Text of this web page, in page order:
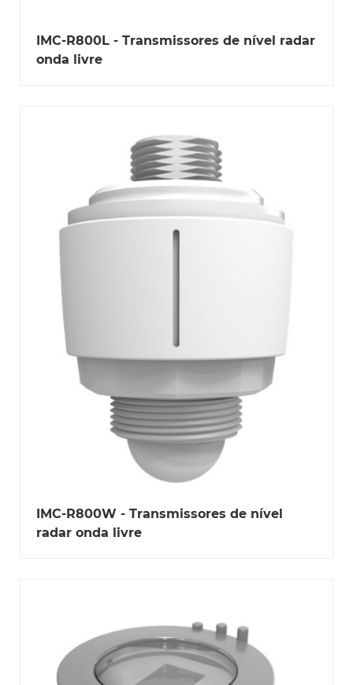
IMC-R800L - Transmissores de nível radar
onda livre
IMC-R800W - Transmissores de nível
radar onda livre